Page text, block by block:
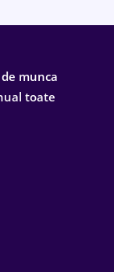
munca
toate